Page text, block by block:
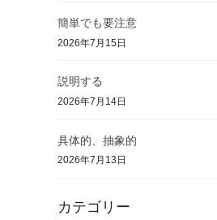
簡単でも要注意
2026年7月15日
説明する
2026年7月14日
具体的、抽象的
2026年7月13日
カテゴリー